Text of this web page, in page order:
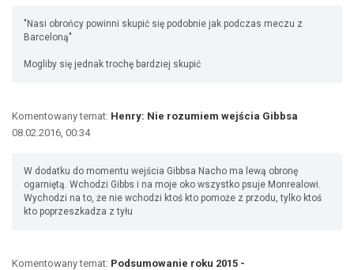
"Nasi obrońcy powinni skupić się podobnie jak podczas meczu z
Barceloną"
Mogliby się jednak trochę bardziej skupić
Komentowany temat: Henry: Nie rozumiem wejścia Gibbsa
08.02.2016, 00:34
W dodatku do momentu wejścia Gibbsa Nacho ma lewą obronę
ogarniętą. Wchodzi Gibbs i na moje oko wszystko psuje Monrealowi.
Wychodzi na to, że nie wchodzi ktoś kto pomoże z przodu, tylko ktoś
kto poprzeszkadza z tyłu
Komentowany temat: Podsumowanie roku 2015 -